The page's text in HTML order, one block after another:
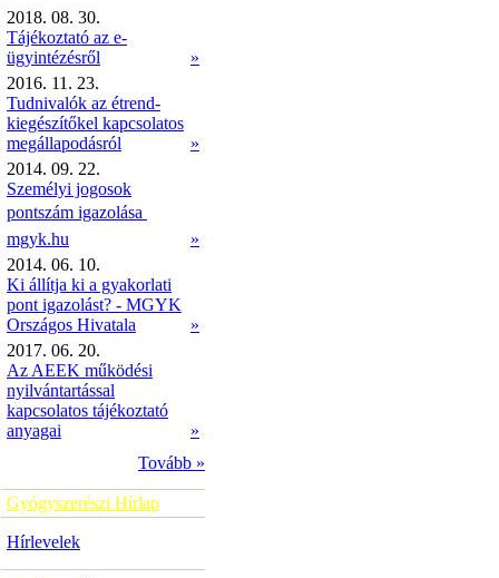
2018. 08. 30.
Tájékoztató az e-
ügyintézésről
»
2016. 11. 23.
Tudnivalók az étrend-
kiegészítőkel kapcsolatos
megállapodásról
»
2014. 09. 22.
Személyi jogosok
pontszám igazolása 
mgyk.hu
»
2014. 06. 10.
Ki állítja ki a gyakorlati
pont igazolást? - MGYK
Országos Hivatala
»
2017. 06. 20.
Az AEEK működési
nyilvántartással
kapcsolatos tájékoztató
anyagai
»
Tovább »
Gyógyszerészi Hírlap
Hírlevelek